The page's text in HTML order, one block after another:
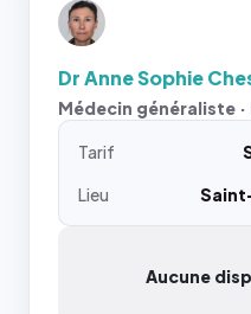
Dr Anne Sophie
Médecin généraliste ·
Tarif
Lieu
Aucune